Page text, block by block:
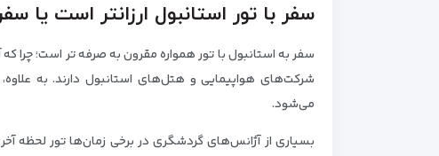
سفر با تور استانبول ارزانتر است یا
سفر به استانبول با تور همواره مقرون به صرفه تر است؛ چرا
شرکت‌های هواپیمایی و هتل‌های استانبول دارند. به
می‌شود.
بسیاری از آژانس‌های گردشگری در برخی زمان‌ها تور لحظه